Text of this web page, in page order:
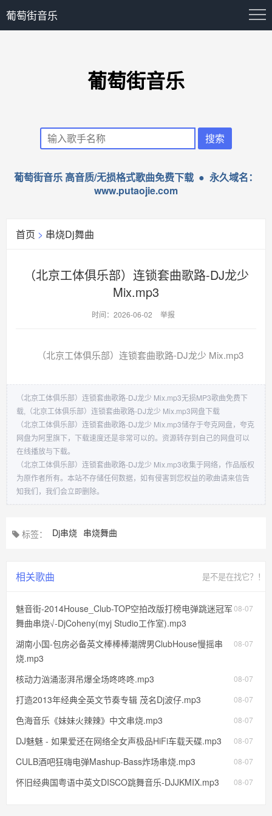
葡萄街音乐
葡萄街音乐
葡萄街音乐 高音质/无损格式歌曲免费下载 ● 永久域名：
www.putaojie.com
首页 > 串烧Dj舞曲
（北京工体俱乐部）连锁套曲歌路-DJ龙少
Mix.mp3
时间：2026-06-02 举报
（北京工体俱乐部）连锁套曲歌路-DJ龙少 Mix.mp3
（北京工体俱乐部）连锁套曲歌路-DJ龙少 Mix.mp3无损MP3歌曲免费下
载,（北京工体俱乐部）连锁套曲歌路-DJ龙少 Mix.mp3网盘下载
（北京工体俱乐部）连锁套曲歌路-DJ龙少 Mix.mp3储存于夸克网盘，夸克
网盘为阿里旗下，下载速度还是非常可以的。资源转存到自己的网盘可以
在线播放与下载。
（北京工体俱乐部）连锁套曲歌路-DJ龙少 Mix.mp3收集于网络，作品版权
为原作者所有。本站不存储任何数据，如有侵害到您权益的歌曲请来信告
知我们，我们会立即删除。
标签： Dj串烧 串烧舞曲
相关歌曲 是不是在找它？！
08-07
魅音街-2014House_Club-TOP空拍改版打榜电弹跳迷冠军
舞曲串烧√-DjCoheny(myj Studio工作室).mp3
08-07
湖南小国-包房必备英文棒棒棒潮牌男ClubHouse慢摇串
烧.mp3
08-07
核动力汹涌澎湃吊爆全场咚咚咚.mp3
08-07
打造2013年经典全英文节奏专辑 茂名Dj波仔.mp3
08-07
色海音乐《妹妹火辣辣》中文串烧.mp3
08-07
DJ魅魅 - 如果爱还在网络全女声极品HiFi车载天碟.mp3
08-07
CULB酒吧狂嗨电弹Mashup-Bass炸场串烧.mp3
08-07
怀旧经典国粤语中英文DISCO跳舞音乐-DJJKMIX.mp3